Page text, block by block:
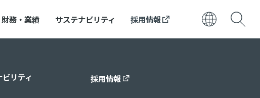
財務・業績 サステナビリティ 採用情報
リティ 採用情報